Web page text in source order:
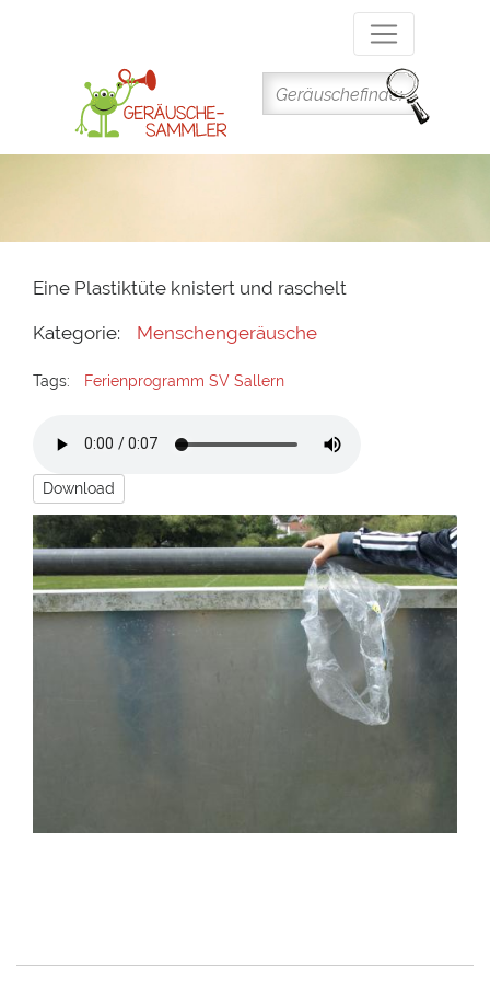
Inhalt
Eine Plastiktüte knistert und raschelt
Kategorie: Menschengeräusche
Tags: Ferienprogramm SV Sallern
Download